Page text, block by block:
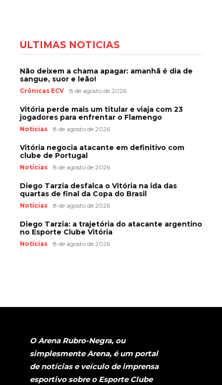
ÚLTIMAS NOTÍCIAS
Não deixem a chama apagar: amanhã é dia de
sangue, suor e leão!
Crônicas ECV 8 de agosto de 2026
Vitória perde mais um titular e viaja com 23
jogadores para enfrentar o Flamengo
Notícias 8 de agosto de 2026
Vitória negocia atacante em definitivo com
clube de Portugal
Notícias 8 de agosto de 2026
Diego Tarzia desfalca o Vitória na ida das
quartas de final da Copa do Brasil
Notícias 8 de agosto de 2026
Diego Tarzia: a trajetória do atacante argentino
no Esporte Clube Vitória
Notícias 8 de agosto de 2026
O Arena Rubro-Negra, ou
simplesmente Arena, é um portal
de notícias e veículo de imprensa
esportivo sobre o Esporte Clube